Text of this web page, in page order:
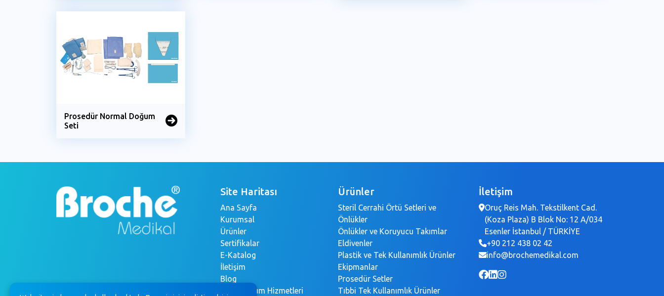
Prosedür Normal Doğum
Seti
Site Haritası
Ana Sayfa
Kurumsal
Ürünler
Sertifikalar
E-Katalog
İletişim
Blog
Bilgi Toplum Hizmetleri
Ürünler
Steril Cerrahi Örtü Setleri ve
Önlükler
Önlükler ve Koruyucu Takımlar
Eldivenler
Plastik ve Tek Kullanımlık Ürünler
Ekipmanlar
Prosedür Setler
Tıbbi Tek Kullanımlık Ürünler
İletişim
Oruç Reis Mah. Tekstilkent Cad.
(Koza Plaza) B Blok No: 12 A/034
Esenler İstanbul / TÜRKİYE
+90 212 438 02 42
info@brochemedikal.com